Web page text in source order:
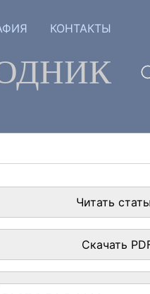
КОНТАКТЫ
Читать
Скачать